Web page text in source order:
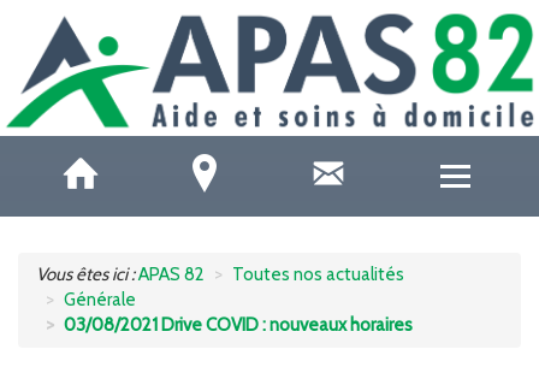
ACCUEILS DE JOUR
Vous êtes ici :APAS 82
Toutes nos actualités
Générale
03/08/2021 Drive COVID : nouveaux horaires